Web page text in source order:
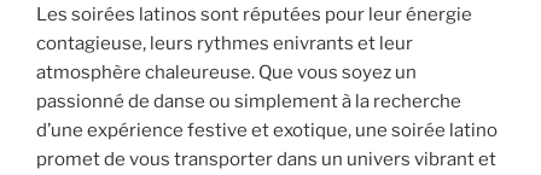
Les soirées latinos sont réputées pour leur énergie
contagieuse, leurs rythmes enivrants et leur
atmosphère chaleureuse. Que vous soyez un
passionné de danse ou simplement à la recherche
d’une expérience festive et exotique, une soirée latino
promet de vous transporter dans un univers vibrant et